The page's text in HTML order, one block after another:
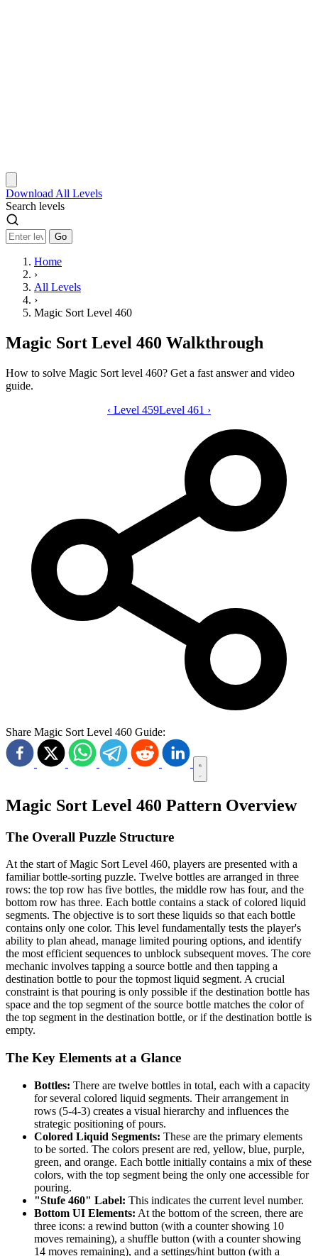
Download All Levels
Search levels
Go
Home
›
All Levels
›
Magic Sort Level 460
Magic Sort Level 460 Walkthrough
How to solve Magic Sort level 460? Get a fast answer and video
guide.
Magic Sort level 460 video guide
‹ Level 459Level 461 ›
Share Magic Sort Level 460 Guide:
Magic Sort Level 460 Pattern Overview
The Overall Puzzle Structure
At the start of Magic Sort Level 460, players are presented with a
familiar bottle-sorting puzzle. Twelve bottles are arranged in three
rows: the top row has five bottles, the middle row has four, and the
bottom row has three. Each bottle contains a stack of colored liquid
segments. The objective is to sort these liquids so that each bottle
contains only one color. This level fundamentally tests the player's
ability to plan ahead, manage limited pouring options, and identify
the most efficient sequences to unblock subsequent moves. The core
mechanic involves tapping a source bottle and then tapping a
destination bottle to pour the topmost liquid segment. A crucial
constraint is that pouring is only possible if the destination bottle has
space and the top segment of the source bottle matches the color of
the top segment in the destination bottle, or if the destination bottle is
empty.
The Key Elements at a Glance
Bottles: There are twelve bottles in total, each with a capacity
for several colored liquid segments. Their arrangement in
rows (5-4-3) creates a visual hierarchy and influences the
strategic positioning of pours.
Colored Liquid Segments: These are the primary elements
to be sorted. The colors present are red, yellow, blue, purple,
green, and orange. Each bottle initially contains a mix of these
colors, with the top segment being the only one accessible for
pouring.
"Stufe 460" Label: This indicates the current level number.
Bottom UI Elements: At the bottom of the screen, there are
three icons: a rewind button (with a counter showing 10
moves remaining), a shuffle button (with a counter showing
14 moves remaining), and a settings/hint button (with a